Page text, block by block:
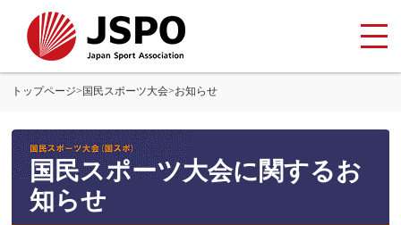
トップページ> 国民スポーツ大会>お知らせ
国民スポーツ大会に関するお
知らせ